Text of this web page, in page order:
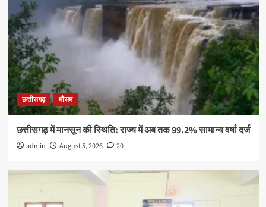
छत्तीसगढ़ मौसम
छत्तीसगढ़ में मानसून की स्थिति: राज्य में अब तक 99.2% सामान्य वर्षा दर्ज
admin August 5, 2026 20